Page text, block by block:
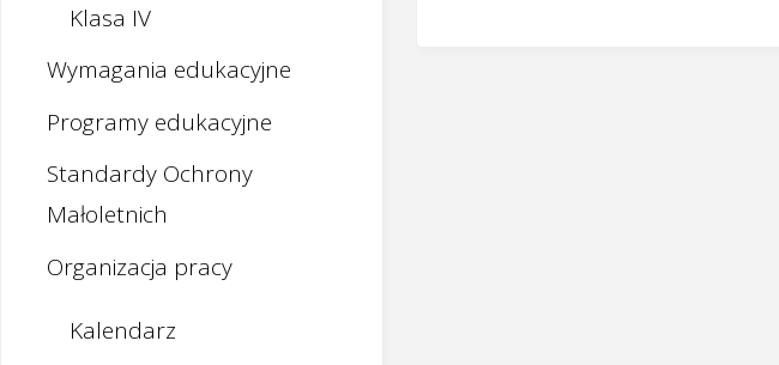
Klasa IV
Wymagania edukacyjne
Programy edukacyjne
Standardy Ochrony
Małoletnich
Organizacja pracy
Kalendarz